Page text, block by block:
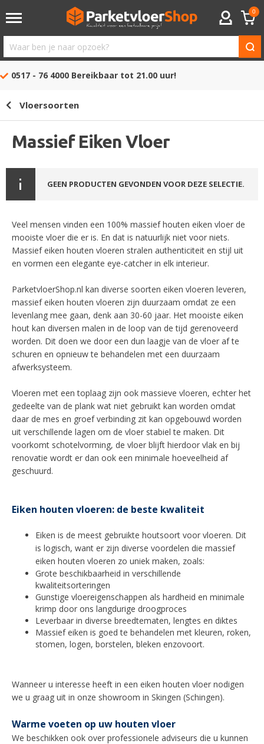
ACCOUNT
0
Waar
ben
opzoek?
0517 - 76 4000 Bereikbaar tot 21.00 uur!
Vloersoorten
Massief Eiken Vloer
GEEN PRODUCTEN GEVONDEN VOOR DEZE SELECTIE.
Veel mensen vinden een 100% massief houten eiken vloer de
mooiste vloer die er is. En dat is natuurlijk niet voor niets.
Massief eiken houten vloeren stralen authenticiteit en stijl uit
en vormen een elegante eye-catcher in elk interieur.
ParketvloerShop.nl kan diverse soorten eiken vloeren leveren,
massief eiken houten vloeren zijn duurzaam omdat ze een
levenlang mee gaan, denk aan 30-60 jaar. Het mooiste eiken
hout kan diversen malen in de loop van de tijd gerenoveerd
worden. Dit doen we door een dun laagje van de vloer af te
schuren en opnieuw te behandelen met een duurzaam
afwerksysteem.
Vloeren met een toplaag zijn ook massieve vloeren, echter het
gedeelte van de plank wat niet gebruikt kan worden omdat
daar de mes en groef verbinding zit kan opgebouwd worden
uit verschillende lagen om de vloer stabiel te maken. Dit
voorkomt schotelvorming, de vloer blijft hierdoor vlak en bij
renovatie wordt er dan ook een minimale hoeveelheid af
geschuurd.
Eiken houten vloeren: de beste kwaliteit
Eiken is de meest gebruikte houtsoort voor vloeren. Dit
is logisch, want er zijn diverse voordelen die massief
eiken houten vloeren zo uniek maken, zoals:
Grote beschikbaarheid in verschillende
kwaliteitsorteringen
Gunstige vloereigenschappen als hardheid en minimale
krimp door ons langdurige droogproces
Leverbaar in diverse breedtematen, lengtes en diktes
Massief eiken is goed te behandelen met kleuren, roken,
stomen, logen, borstelen, bleken enzovoort.
Wanneer u interesse heeft in een eiken houten vloer nodigen
we u graag uit in onze showroom in Skingen (Schingen).
Warme voeten op uw houten vloer
We beschikken ook over professionele adviseurs die u kunnen